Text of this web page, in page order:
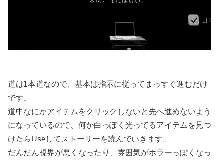
道は1本道なので、基本は指示に従ってまっすぐ進むだけ
です。
道中なにかアイテムをクリックしないと先へ進めないよう
になっているので、何か白っぽく光ってるアイテムを見つ
けたらUseしてストーリーを読んでいきます。
だんだん視界が悪くなったり、雰囲気がホラーっぽくなっ